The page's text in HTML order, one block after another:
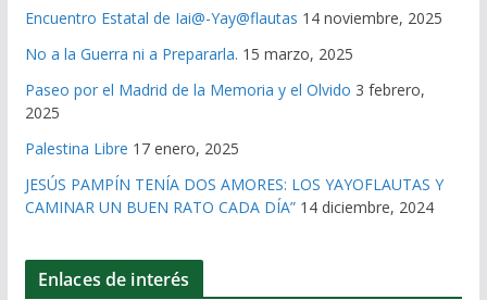
Encuentro Estatal de Iai@-Yay@flautas 14 noviembre, 2025
No a la Guerra ni a Prepararla. 15 marzo, 2025
Paseo por el Madrid de la Memoria y el Olvido 3 febrero,
2025
Palestina Libre 17 enero, 2025
JESÚS PAMPÍN TENÍA DOS AMORES: LOS YAYOFLAUTAS Y
CAMINAR UN BUEN RATO CADA DÍA” 14 diciembre, 2024
Enlaces de interés